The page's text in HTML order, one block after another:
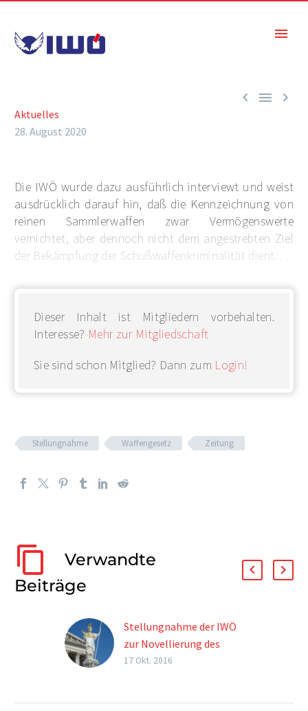
  
Aktuelles
28. August 2020
Die IWÖ wurde dazu ausführlich interviewt und weist
ausdrücklich darauf hin, daß die Kennzeichnung von
reinen Sammlerwaffen zwar Vermögenswerte
vernichtet, aber dennoch nicht dem angestrebten Ziel
der Bekämpfung der Schußwaffenkriminalität dient. . .
Dieser Inhalt ist Mitgliedern vorbehalten.
Interesse? Mehr zur Mitgliedschaft
Sie sind schon Mitglied? Dann zum Login!
Stellungnahme Waffengesetz Zeitung
Verwandte
Beiträge
Stellungnahme der IWÖ
zur Novellierung des
Waffengesetzes 2016
17 Okt. 2016